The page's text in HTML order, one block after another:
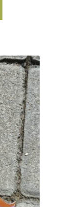
Les
options
peuvent
être
choisies
sur
la
page
du
produit